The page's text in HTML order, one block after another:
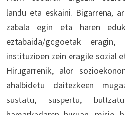
landu eta eskaini. Bigarrena,
zabala egin eta haren
eztabaida/gogoetak
instituzioen zein eragile sozial
Hirugarrenik, alor
ahalbidetu daitezkeen
sustatu, suspertu,